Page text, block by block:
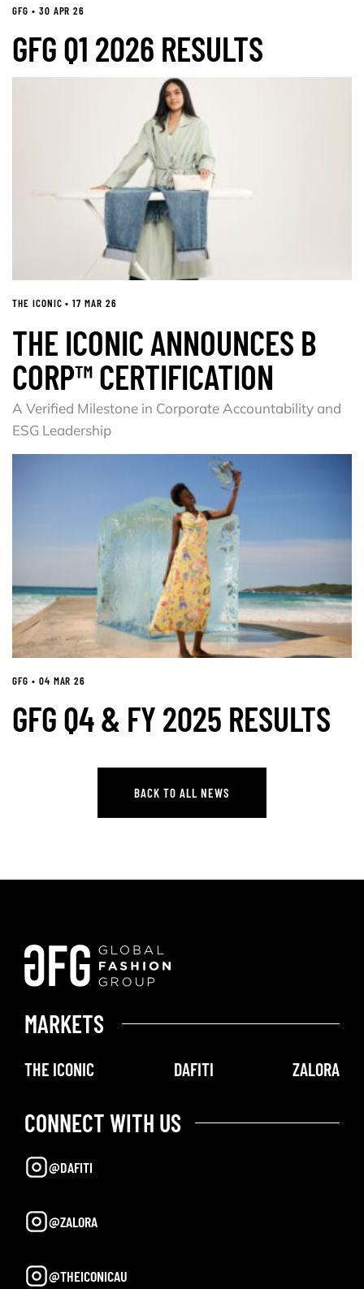
GFG • 30 APR 26
GFG Q1 2026 RESULTS
THE ICONIC • 17 MAR 26
THE ICONIC ANNOUNCES B
CORP™ CERTIFICATION
A Verified Milestone in Corporate Accountability and
ESG Leadership
GFG • 04 MAR 26
GFG Q4 & FY 2025 RESULTS
BACK TO ALL NEWS
MARKETS
THE ICONIC DAFITI ZALORA
CONNECT WITH US
@DAFITI
@ZALORA
@THEICONICAU